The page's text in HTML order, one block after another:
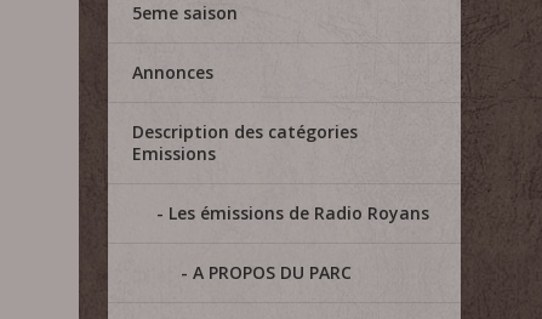
5eme saison
Annonces
Description des catégories
Emissions
Les émissions de Radio Royans
A PROPOS DU PARC